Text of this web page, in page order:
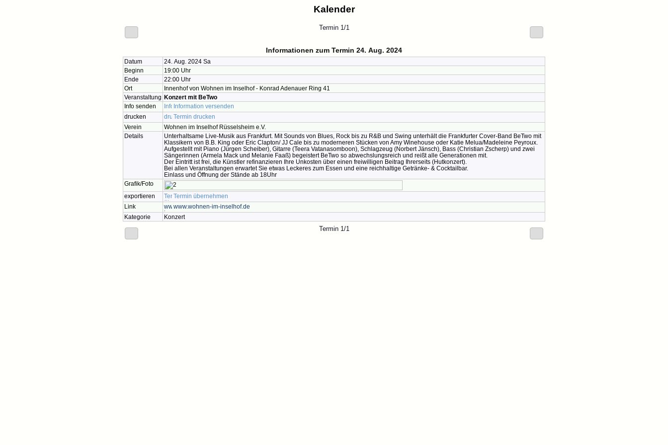
Kalender
Termin 1/1
Informationen zum Termin 24. Aug. 2024
Datum
24. Aug. 2024 Sa
Beginn
19:00 Uhr
Ende
22:00 Uhr
Ort
Innenhof von Wohnen im Inselhof - Konrad Adenauer Ring 41
Veranstaltung Konzert mit BeTwo
Info senden
Information versenden
drucken
Termin drucken
Verein
Wohnen im Inselhof Rüsselsheim e.V.
Details
Unterhaltsame Live-Musik aus Frankfurt. Mit Sounds von Blues, Rock bis zu R&B und Swing unterhält die Frankfurter Cover-Band BeTwo mit
Klassikern von B.B. King oder Eric Clapton/ JJ Cale bis zu moderneren Stücken von Amy Winehouse oder Katie Melua/Madeleine Peyroux.
Aufgestellt mit Piano (Jürgen Scheiber), Gitarre (Teera Vatanasomboon), Schlagzeug (Norbert Jänsch), Bass (Christian Zscherp) und zwei
Sängerinnen (Armela Mack und Melanie Faaß) begeistert BeTwo so abwechslungsreich und reißt alle Generationen mit.
Der Eintritt ist frei, die Künstler refinanzieren Ihre Unkosten über einen freiwilligen Beitrag Ihrerseits (Hutkonzert).
Bei allen Veranstaltungen erwartet Sie etwas Leckeres zum Essen und eine reichhaltige Getränke- & Cocktailbar.
Einlass und Öffnung der Stände ab 18Uhr
Grafik/Foto
exportieren
Termin übernehmen
Link
www.wohnen-im-inselhof.de
Kategorie
Konzert
Termin 1/1